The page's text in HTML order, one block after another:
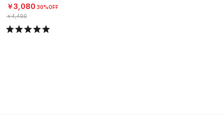
ール/MEN）
￥3,080 30%OFF
￥4,400